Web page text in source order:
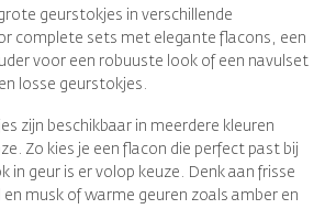
geurstokjes in verschillende
complete sets met elegante flacons, een
voor een robuuste look of een navulset
losse geurstokjes.
zijn beschikbaar in meerdere kleuren
Zo kies je een flacon die perfect past bij
in geur is er volop keuze. Denk aan frisse
en musk of warme geuren zoals amber en